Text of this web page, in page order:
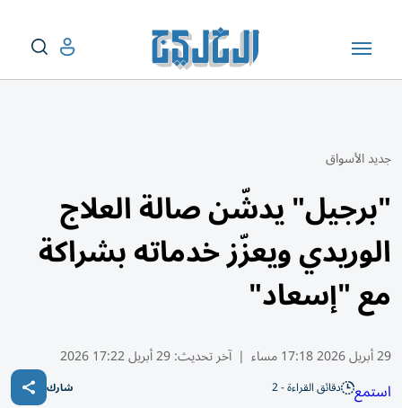
جديد الأسواق
"برجيل" يدشّن صالة العلاج
الوريدي ويعزّز خدماته بشراكة
مع "إسعاد"
29 أبريل 2026 17:18 مساء | آخر تحديث:29 أبريل 17:22 2026
استمع دقائق القراءة - 2 شارك